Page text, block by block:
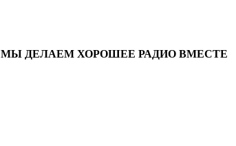
МЫ ДЕЛАЕМ ХОРОШЕЕ РАДИО ВМЕСТЕ